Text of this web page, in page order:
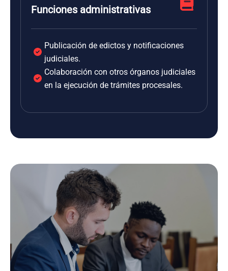
Funciones administrativas
Publicación de edictos y notificaciones
judiciales.
Colaboración con otros órganos judiciales
en la ejecución de trámites procesales.